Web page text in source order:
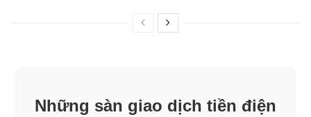
Những sàn giao dịch tiền điện